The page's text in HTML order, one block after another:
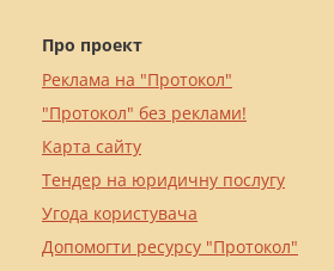
Про проект
Реклама на "Протокол"
"Протокол" без реклами!
Карта сайту
Тендер на юридичну послугу
Угода користувача
Допомогти ресурсу "Протокол"